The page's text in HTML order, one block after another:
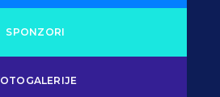
SPONZORI